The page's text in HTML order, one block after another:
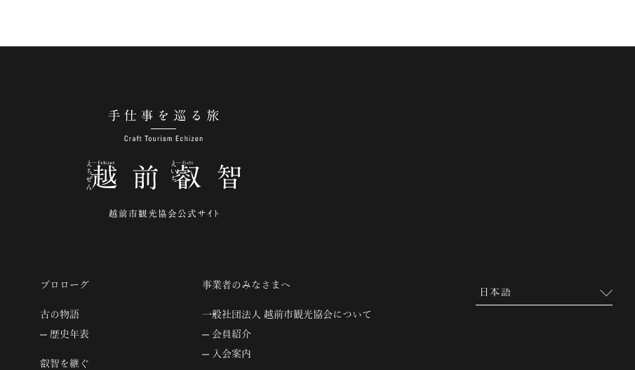
プロローグ
古の物語
歴史年表
叡智を継ぐ
事業者のみなさまへ
一般社団法人 越前市観光協会について
会員紹介
入会案内